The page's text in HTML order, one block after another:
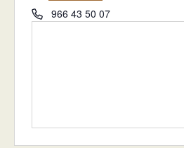
Teléfono966 43 50 07